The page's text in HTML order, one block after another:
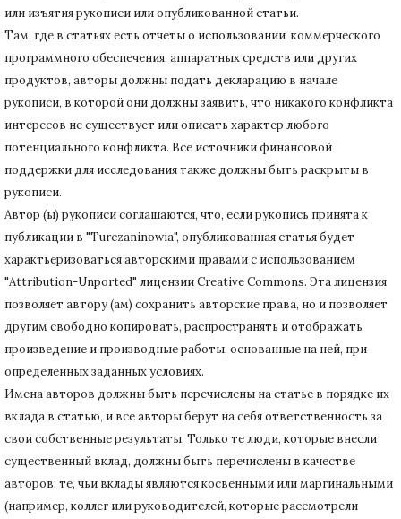
или изъятия рукописи или опубликованной статьи.
Там, где в статьях есть отчеты о использовании коммерческого
программного обеспечения, аппаратных средств или других
продуктов, авторы должны подать декларацию в начале
рукописи, в которой они должны заявить, что никакого конфликта
интересов не существует или описать характер любого
потенциального конфликта. Все источники финансовой
поддержки для исследования также должны быть раскрыты в
рукописи.
Автор (ы) рукописи соглашаются, что, если рукопись принята к
публикации в "Turczaninowia", опубликованная статья будет
характьеризоваться авторскими правами с использованием
"Attribution-Unported" лицензии Creative Commons. Эта лицензия
позволяет автору (ам) сохранить авторские права, но и позволяет
другим свободно копировать, распространять и отображать
произведение и производные работы, основанные на ней, при
определенных заданных условиях.
Имена авторов должны быть перечислены на статье в порядке их
вклада в статью, и все авторы берут на себя ответственность за
свои собственные результаты. Только те люди, которые внесли
существенный вклад, должны быть перечислены в качестве
авторов; те, чьи вклады являются косвенными или маргинальными
(например, коллег или руководителей, которые рассмотрели